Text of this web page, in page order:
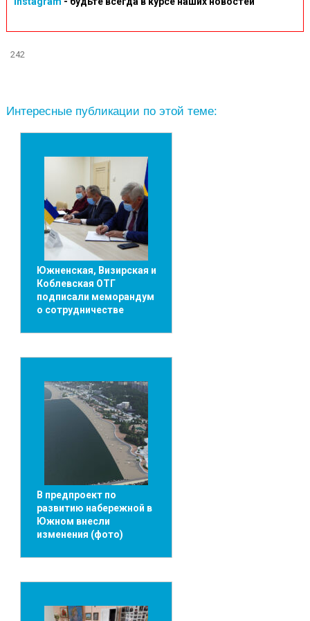
242
Интересные публикации по этой теме:
Южненская, Визирская и
Коблевская ОТГ
подписали меморандум
о сотрудничестве
В предпроект по
развитию набережной в
Южном внесли
изменения (фото)